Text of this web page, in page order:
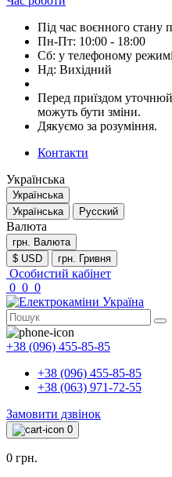
Під час воєнного стану
Пн-Пт: 10:00 - 18:00
Сб: у телефоному режимі
Нд: Вихідний
Перед приїздом
можуть бути зміни.
Дякуємо за розуміння.
Контакти
Українська
Українська
Українська
Русский
Валюта
грн. Валюта
$ USD
грн. Гривня
Особистий кабінет
0 0 0
+38 (096) 455-85-85
+38 (096) 455-85-85
+38 (063) 971-72-55
Замовити дзвінок
0
0 грн.